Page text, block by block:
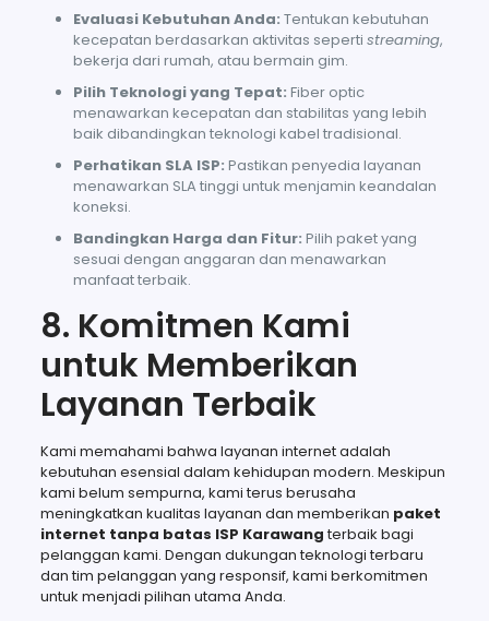
Evaluasi Kebutuhan Anda: Tentukan kebutuhan
kecepatan berdasarkan aktivitas seperti streaming,
bekerja dari rumah, atau bermain gim.
Pilih Teknologi yang Tepat: Fiber optic
menawarkan kecepatan dan stabilitas yang lebih
baik dibandingkan teknologi kabel tradisional.
Perhatikan SLA ISP: Pastikan penyedia layanan
menawarkan SLA tinggi untuk menjamin keandalan
koneksi.
Bandingkan Harga dan Fitur: Pilih paket yang
sesuai dengan anggaran dan menawarkan
manfaat terbaik.
8. Komitmen Kami
untuk Memberikan
Layanan Terbaik
Kami memahami bahwa layanan internet adalah
kebutuhan esensial dalam kehidupan modern. Meskipun
kami belum sempurna, kami terus berusaha
meningkatkan kualitas layanan dan memberikan paket
internet tanpa batas ISP Karawangterbaik bagi
pelanggan kami. Dengan dukungan teknologi terbaru
dan tim pelanggan yang responsif, kami berkomitmen
untuk menjadi pilihan utama Anda.